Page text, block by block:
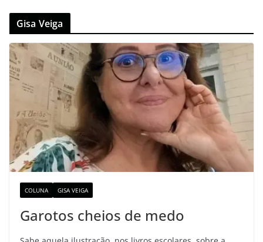
Gisa Veiga
COLUNA GISA VEIGA
Garotos cheios de medo